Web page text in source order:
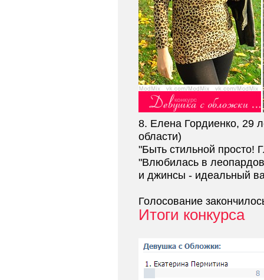
8. Елена Гордиенко, 29
области)
"Быть стильной просто!
"Влюбилась в
и джинсы - идеальный
Голосование
Итоги конкурса